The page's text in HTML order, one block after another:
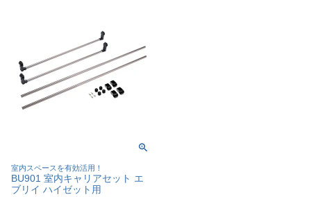
室内スペースを有効活用！
BU901 室内キャリアセット エ
ブリイ ハイゼット用